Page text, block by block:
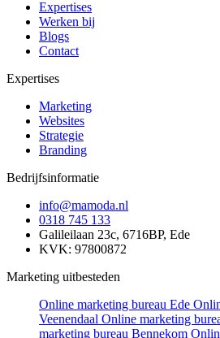
Expertises
Werken bij
Blogs
Contact
Expertises
Marketing
Websites
Strategie
Branding
Bedrijfsinformatie
info@mamoda.nl
0318 745 133
Galileilaan 23c, 6716BP, Ede
KVK: 97800872
Marketing uitbesteden
Online marketing bureau Ede
Veenendaal Online marketing
marketing bureau Bennekom